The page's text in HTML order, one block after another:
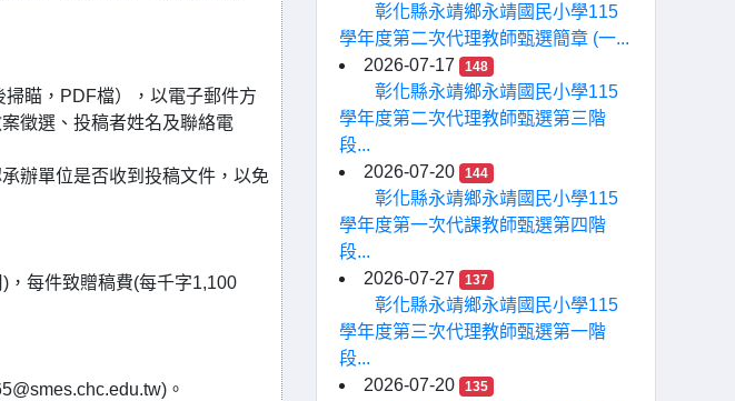
瞄，PDF檔），以電子郵件方
徵選、投稿者姓名及聯絡電
辦單位是否收到投稿文件，以免
，每件致贈稿費(每千字1,100
。
彰化縣永靖鄉永靖國民小學115
學年度第二次代理教師甄選簡章 (一...
2026-07-17
148
彰化縣永靖鄉永靖國民小學115
學年度第二次代理教師甄選第三階
段...
2026-07-20
144
彰化縣永靖鄉永靖國民小學115
學年度第一次代課教師甄選第四階
段...
2026-07-27
137
彰化縣永靖鄉永靖國民小學115
學年度第三次代理教師甄選第一階
段...
2026-07-20
135